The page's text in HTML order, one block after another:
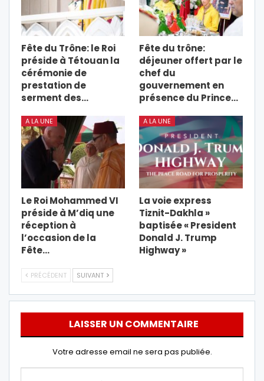
Fête du Trône: le Roi
préside à Tétouan la
cérémonie de
prestation de
serment des…
Fête du trône:
déjeuner offert par le
chef du
gouvernement en
présence du Prince…
A LA UNE
Le Roi Mohammed VI
préside à M’diq une
réception à
l’occasion de la
Fête…
A LA UNE
La voie express
Tiznit-Dakhla »
baptisée « President
Donald J. Trump
Highway »
PRÉCÉDENT SUIVANT
LAISSER UN COMMENTAIRE
Votre adresse email ne sera pas publiée.